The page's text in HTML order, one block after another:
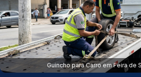
Guincho para Carro em Feira de